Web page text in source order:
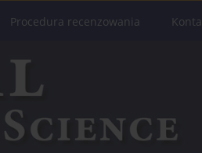
Procedura recenzowania